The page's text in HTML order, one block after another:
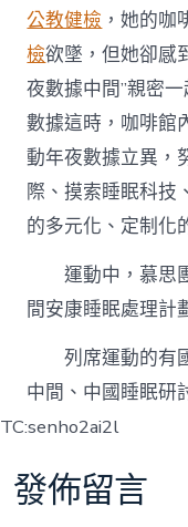
公教健檢 ，她的咖
檢欲墜，但她卻感
夜數據中間”親密
數據這時，咖啡館
動年夜數據立異，
際、摸索睡眠科技
的多元化、定制化
運動中，慕思
間安康睡眠處理計
列席運動的有
中間、中國睡眠研
TC:senho2ai2l
發佈留言